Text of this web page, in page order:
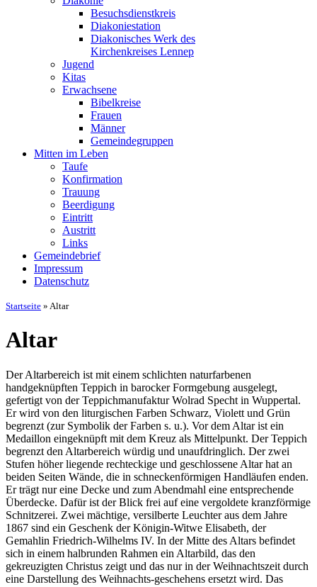
Besuchsdienstkreis
Diakoniestation
Diakonisches Werk des
Kirchenkreises Lennep
Jugend
Kitas
Erwachsene
Bibelkreise
Frauen
Männer
Gemeindegruppen
Mitten im Leben
Taufe
Konfirmation
Trauung
Beerdigung
Eintritt
Austritt
Links
Gemeindebrief
Impressum
Datenschutz
Startseite » Altar
Altar
Der Altarbereich ist mit einem schlichten naturfarbenen
handgeknüpften Teppich in barocker Formgebung ausgelegt,
gefertigt von der Teppichmanufaktur Wolrad Specht in Wuppertal.
Er wird von den liturgischen Farben Schwarz, Violett und Grün
begrenzt (zur Symbolik der Farben s. u.). Vor dem Altar ist ein
Medaillon eingeknüpft mit dem Kreuz als Mittelpunkt. Der Teppich
begrenzt den Altarbereich würdig und unaufdringlich. Der zwei
Stufen höher liegende rechteckige und geschlossene Altar hat an
beiden Seiten Wände, die in schneckenförmigen Handläufen enden.
Er trägt nur eine Decke und zum Abendmahl eine entsprechende
Überdecke. Dafür ist der Blick frei auf eine vergoldete kranzförmige
Schnitzerei. Zwei mächtige, versilberte Leuchter aus dem Jahre
1867 sind ein Geschenk der Königin-Witwe Elisabeth, der
Gemahlin Friedrich-Wilhelms IV. In der Mitte des Altars befindet
sich in einem halbrunden Rahmen ein Altarbild, das den
gekreuzigten Christus zeigt und das nur in der Weihnachtszeit durch
eine Darstellung des Weihnachts-geschehens ersetzt wird. Das